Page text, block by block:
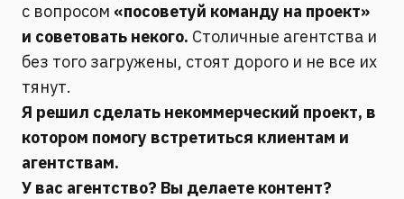
с вопросом «посоветуй команду на проект»
и советовать некого. Столичные агентства и
без того загружены, стоят дорого и не все их
тянут.
Я решил сделать некоммерческий проект, в
котором помогу встретиться клиентам и
агентствам.
У вас агентство? Вы делаете контент?